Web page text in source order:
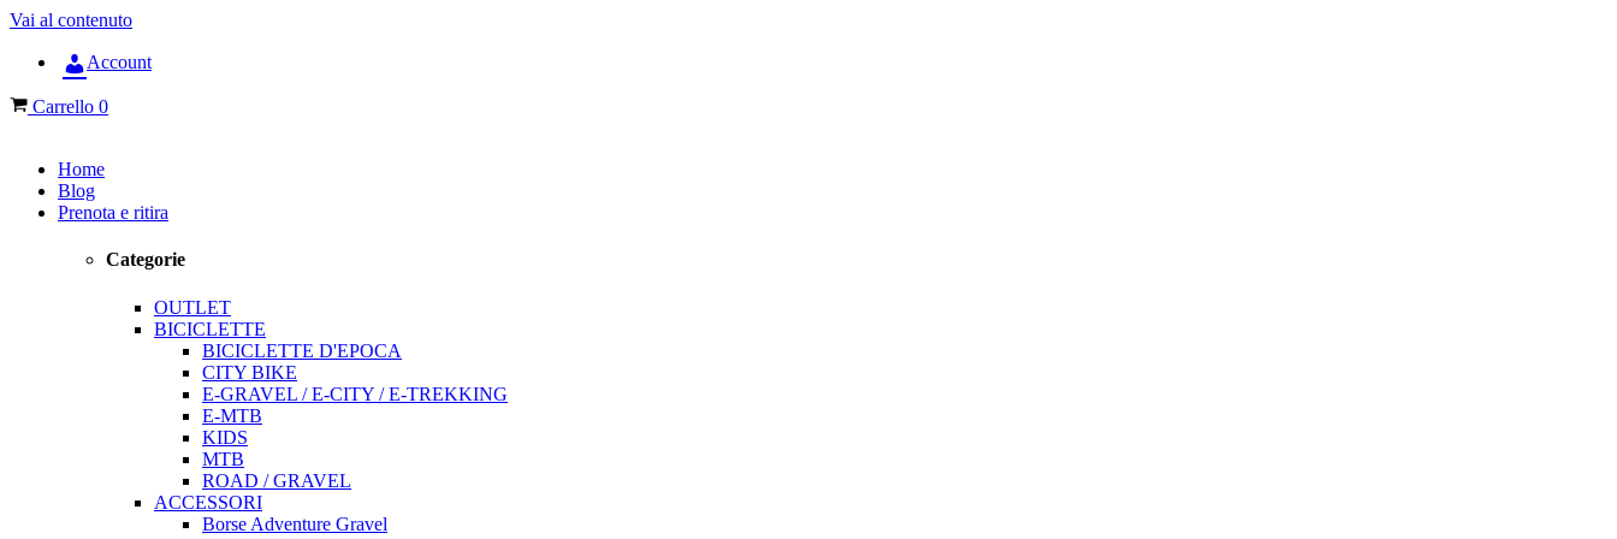
Vai al contenuto
Account
Carrello 0
Home
Blog
Prenota e ritira
Categorie
OUTLET
BICICLETTE
BICICLETTE D'EPOCA
CITY BIKE
E-GRAVEL / E-CITY / E-TREKKING
E-MTB
KIDS
MTB
ROAD / GRAVEL
ACCESSORI
Borse Adventure Gravel